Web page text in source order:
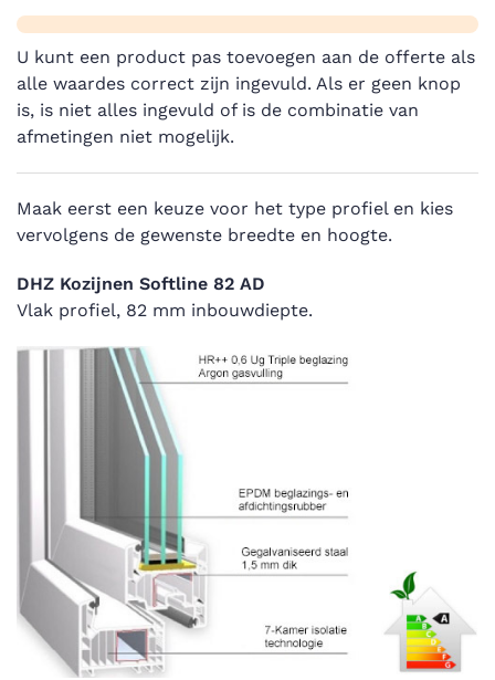
U kunt een product pas toevoegen aan de offerte als
alle waardes correct zijn ingevuld. Als er geen knop
is, is niet alles ingevuld of is de combinatie van
afmetingen niet mogelijk.
Maak eerst een keuze voor het type profiel en kies
vervolgens de gewenste breedte en hoogte.
DHZ Kozijnen Softline 82 AD
Vlak profiel, 82 mm inbouwdiepte.